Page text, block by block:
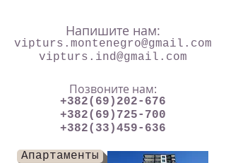
Напишите нам:
vipturs.montenegro@gmail.com
vipturs.ind@gmail.com
Позвоните нам:
+382(69)202-676
+382(69)725-700
+382(33)459-636
Апартаменты